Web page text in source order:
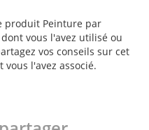
produit Peinture par
vous l'avez utilisé ou
vos conseils sur cet
l'avez associé.